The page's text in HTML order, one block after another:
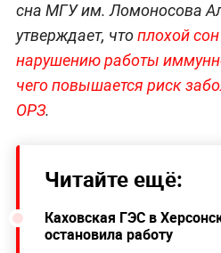
сна МГУ им. Ломоносова
утверждает, чтоплохой
нарушению работы
чего повышается риск
ОРЗ.
Читайте ещё:
Каховская ГЭС в
остановила работу